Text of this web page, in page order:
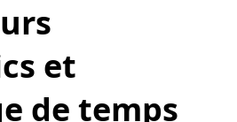
et
de temps